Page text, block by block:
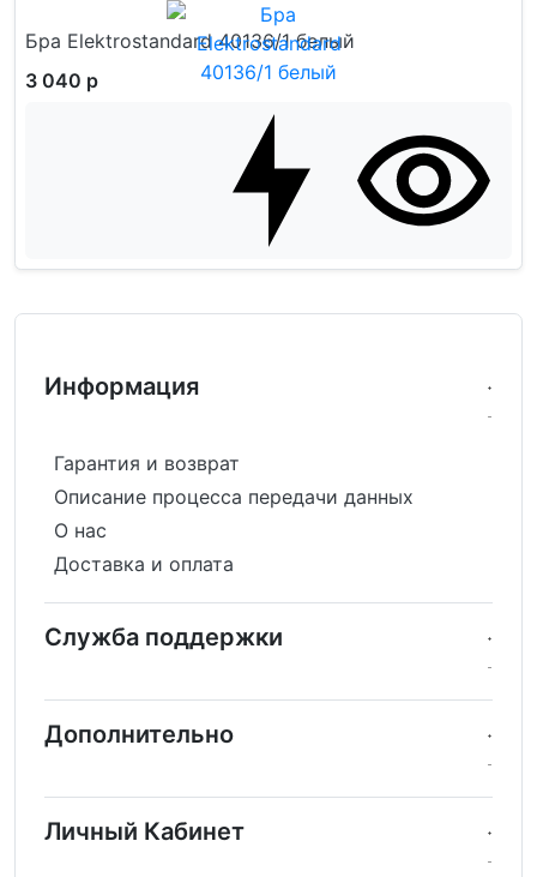
Бра Elektrostandard 40136/1 белый
3 040 р
Информация
Гарантия и возврат
Описание процесса передачи данных
О нас
Доставка и оплата
Служба поддержки
Дополнительно
Личный Кабинет